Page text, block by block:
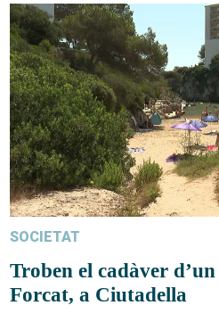
SOCIETAT
Troben el cadàver
Forcat, a Ciutadella